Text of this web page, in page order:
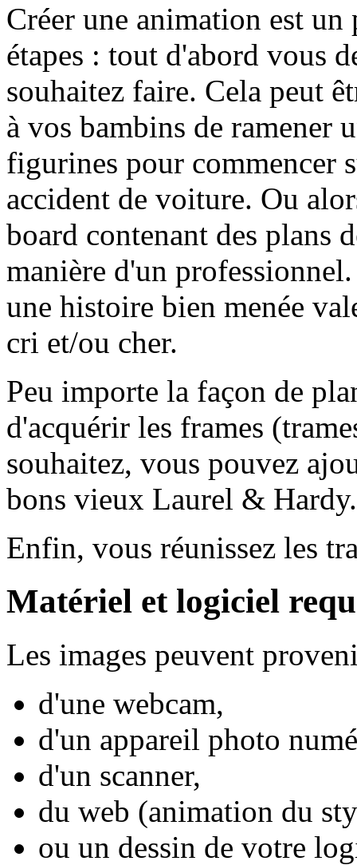
Créer une animation est un
étapes : tout d'abord vous
souhaitez faire. Cela peut
à vos bambins de ramener
figurines pour commencer
accident de voiture. Ou
board contenant des plans
manière d'un
une histoire bien menée
cri et/ou cher.
Peu importe la façon de
d'acquérir les frames
souhaitez, vous pouvez
bons vieux Laurel & Hardy.
Enfin, vous réunissez les
Matériel et logiciel
Les images peuvent
d'une webcam,
d'un appareil photo
d'un scanner,
du web (animation du
ou un dessin de votre